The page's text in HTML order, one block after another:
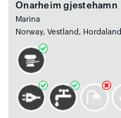
Onarheim gjestehamn
Marina
Norway, Vestland, Hordaland